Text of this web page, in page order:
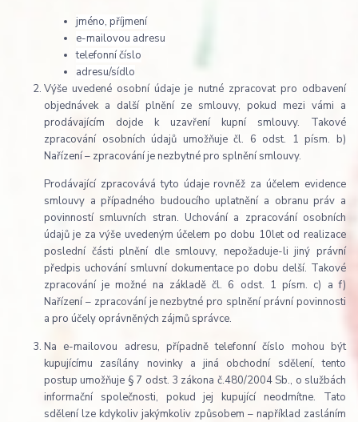
jméno, příjmení
e-mailovou adresu
telefonní číslo
adresu/sídlo
Výše uvedené osobní údaje je nutné zpracovat pro odbavení
objednávek a další plnění ze smlouvy, pokud mezi vámi a
prodávajícím dojde k uzavření kupní smlouvy. Takové
zpracování osobních údajů umožňuje čl. 6 odst. 1 písm. b)
Nařízení – zpracování je nezbytné pro splnění smlouvy.
Prodávající zpracovává tyto údaje rovněž za účelem evidence
smlouvy a případného budoucího uplatnění a obranu práv a
povinností smluvních stran. Uchování a zpracování osobních
údajů je za výše uvedeným účelem po dobu 10let od realizace
poslední části plnění dle smlouvy, nepožaduje-li jiný právní
předpis uchování smluvní dokumentace po dobu delší. Takové
zpracování je možné na základě čl. 6 odst. 1 písm. c) a f)
Nařízení – zpracování je nezbytné pro splnění právní povinnosti
a pro účely oprávněných zájmů správce.
Na e-mailovou adresu, případně telefonní číslo mohou být
kupujícímu zasílány novinky a jiná obchodní sdělení, tento
postup umožňuje § 7 odst. 3 zákona č.480/2004 Sb., o službách
informační společnosti, pokud jej kupující neodmítne. Tato
sdělení lze kdykoliv jakýmkoliv způsobem – například zasláním